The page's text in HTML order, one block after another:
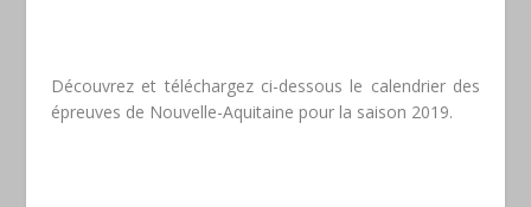
Découvrez et téléchargez ci-dessous le calendrier des
épreuves de Nouvelle-Aquitaine pour la saison 2019.